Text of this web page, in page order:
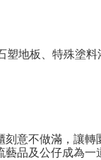
塑地板、特殊塗料
刻意不做滿，讓
品及公仔成為一